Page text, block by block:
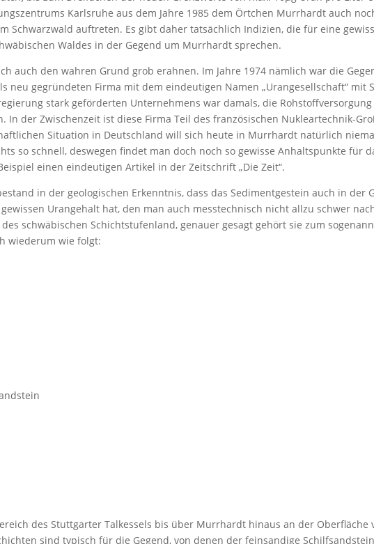
Karlsruhe aus dem Jahre 1985 dem Örtchen Murrhardt auch
Schwarzwald auftreten. Es gibt daher tatsächlich Indizien, die für eine
Waldes in der Gegend um Murrhardt sprechen.
auch den wahren Grund grob erahnen. Im Jahre 1974 nämlich war die
gegründeten Firma mit dem eindeutigen Namen „Urangesellschaft“ mit
stark geförderten Unternehmens war damals, die
der Zwischenzeit ist diese Firma Teil des französischen Nukleartechnik-
Situation in Deutschland will sich heute in Murrhardt natürlich
so schnell, deswegen findet man doch noch so gewisse Anhaltspunkte für
einen eindeutigen Artikel in der Zeitschrift „Die Zeit“.
in der geologischen Erkenntnis, dass das Sedimentgestein auch in der
Urangehalt hat, den man auch messtechnisch nicht allzu schwer
schwäbischen Schichtstufenland, genauer gesagt gehört sie zum
wiederum wie folgt:
des Stuttgarter Talkessels bis über Murrhardt hinaus an der Oberfläche
sind typisch für die Gegend, von denen der feinsandige